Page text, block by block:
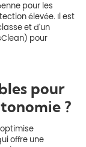
pour les
élevée. Il est
et d'un
pour
pour
?
offre une